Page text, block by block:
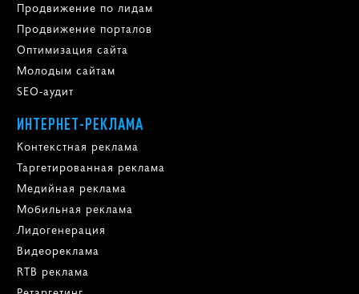
Продвижение по лидам
Продвижение порталов
Оптимизация сайта
Молодым сайтам
SEO-аудит
ИНТЕРНЕТ-РЕКЛАМА
Контекстная реклама
Таргетированная реклама
Медийная реклама
Мобильная реклама
Лидогенерация
Видеореклама
RTB реклама